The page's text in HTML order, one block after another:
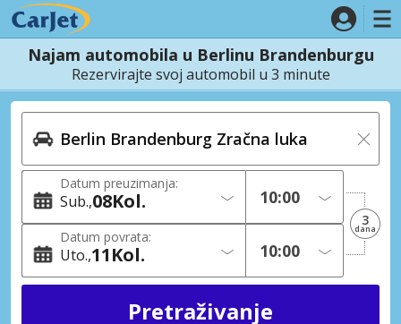
Najam automobila u Berlinu Brandenburgu
Rezervirajte svoj automobil u 3 minute
Datum preuzimanja:
Sub. 08Kol.
Datum povrata:
Uto. 11Kol.
3
dana